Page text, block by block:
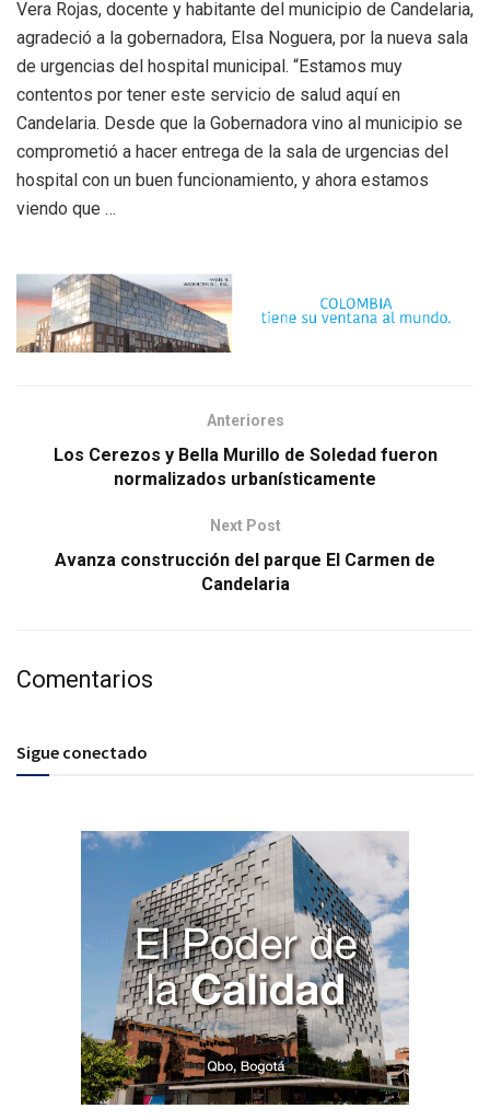
Vera Rojas, docente y habitante del municipio de Candelaria,
agradeció a la gobernadora, Elsa Noguera, por la nueva sala
de urgencias del hospital municipal. “Estamos muy
contentos por tener este servicio de salud aquí en
Candelaria. Desde que la Gobernadora vino al municipio se
comprometió a hacer entrega de la sala de urgencias del
hospital con un buen funcionamiento, y ahora estamos
viendo que …
Anteriores
Los Cerezos y Bella Murillo de Soledad fueron
normalizados urbanísticamente
Next Post
Avanza construcción del parque El Carmen de
Candelaria
Comentarios
Sigue conectado